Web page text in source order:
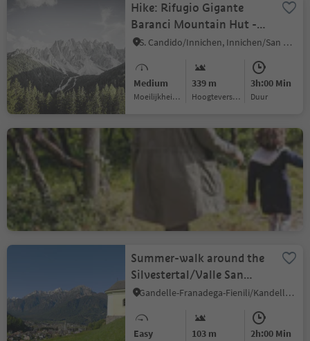
Hike: Rifugio Gigante
Baranci Mountain Hut -
Bagni di San Candido
Springs - Schmiedelwiese -
Wildbad
S. Candido/Innichen, Innichen/San Candido, Dolomites Region 3 Zinnen
Medium
Moeilijkheidsgraad
339 m
Hoogteverschil
3h:00 Min
Duur
Lake Kaltern hiking tour
Caldaro Campi al lago/Kalterer Klughammer, Kaltern an der Weinstraße/Caldaro sulla Strada del Vino, Alto Adige Wine Road
32 m
Hoogteverschil
1h:55 Min
Duur
Summer-walk around the
Silvestertal/Valle San
Silvestro valley
Gandelle-Franadega-Fienili/Kandellen-Frondeigen-Stadlern, Toblach/Dobbiaco, Dolomites Region 3 Zinnen
Easy 103 m 2h:00 Min